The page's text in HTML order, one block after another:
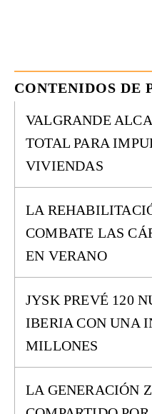
CONTENIDOS DE
VALGRANDE
TOTAL PARA
VIVIENDAS
LA
COMBATE LAS
EN VERANO
JYSK PREVÉ 120
IBERIA CON UNA
MILLONES
LA GENERACIÓN